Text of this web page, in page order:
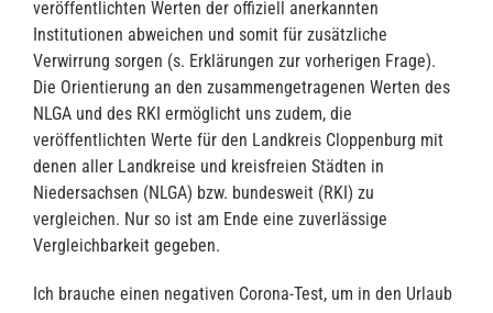
veröffentlichten Werten der offiziell anerkannten
Institutionen abweichen und somit für zusätzliche
Verwirrung sorgen (s. Erklärungen zur vorherigen Frage).
Die Orientierung an den zusammengetragenen Werten des
NLGA und des RKI ermöglicht uns zudem, die
veröffentlichten Werte für den Landkreis Cloppenburg mit
denen aller Landkreise und kreisfreien Städten in
Niedersachsen (NLGA) bzw. bundesweit (RKI) zu
vergleichen. Nur so ist am Ende eine zuverlässige
Vergleichbarkeit gegeben.
Ich brauche einen negativen Corona-Test, um in den Urlaub